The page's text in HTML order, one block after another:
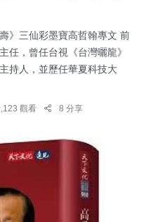
》三仙彩墨寶高哲翰專文 前
任，曾任台視《台灣曬龍》
持人，並歷任華夏科技大
觀看 8 分享